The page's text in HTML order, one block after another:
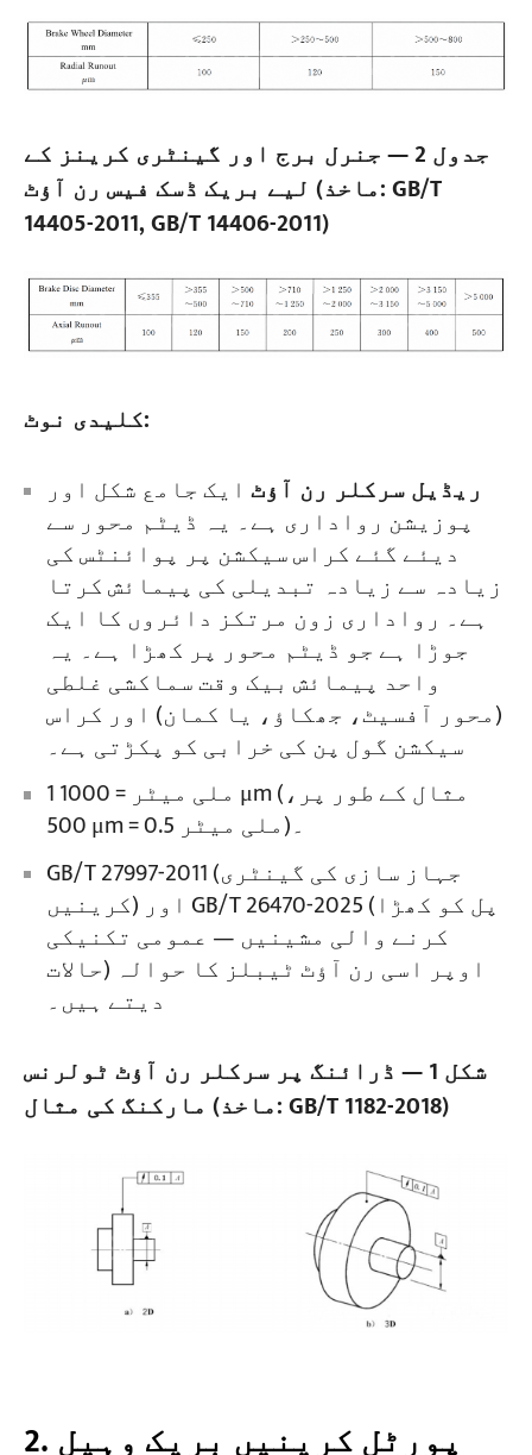
جدول 2 — جنرل برج اور گینٹری کرینز کے
لیے بریک ڈسک فیس رن آؤٹ (ماخذ: GB/T
14405-2011, GB/T 14406-2011)
کلیدی نوٹ:
ریڈیل سرکلر رن آؤٹ ایک جامع شکل اور
پوزیشن رواداری ہے۔ یہ ڈیٹم محور سے
دیئے گئے کراس سیکشن پر پوائنٹس کی
زیادہ سے زیادہ تبدیلی کی پیمائش کرتا
ہے۔ رواداری زون مرتکز دائروں کا ایک
جوڑا ہے جو ڈیٹم محور پر کھڑا ہے۔ یہ
واحد پیمائش بیک وقت سماکشی غلطی
(محور آفسیٹ، جھکاؤ، یا کمان) اور کراس
سیکشن گول پن کی خرابی کو پکڑتی ہے۔
1 ملی میٹر = 1000 μm (مثال کے طور پر،
500 μm = 0.5 ملی میٹر)۔
GB/T 27997-2011 (جہاز سازی کی گینٹری
کرینیں) اور GB/T 26470-2025 (پل کو کھڑا
کرنے والی مشینیں — عمومی تکنیکی
حالات) اوپر اسی رن آؤٹ ٹیبلز کا حوالہ
دیتے ہیں۔
شکل 1 — ڈرائنگ پر سرکلر رن آؤٹ ٹولرنس
مارکنگ کی مثال (ماخذ: GB/T 1182-2018)
2. پورٹل کرینیں بریک وہیل